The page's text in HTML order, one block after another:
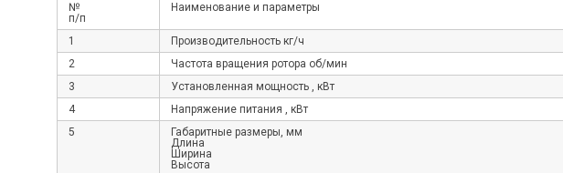
№
п/п
Наименование и параметры
1 Производительность кг/ч
2
Частота вращения ротора об/мин
3
Установленная мощность , кВт
4
Напряжение питания , кВт
5
Габаритные размеры, мм
Длина
Ширина
Высота